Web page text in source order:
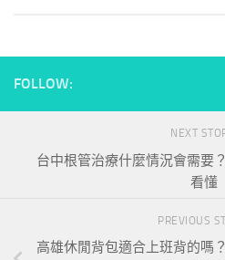
FOLLOW:
NEXT
台中根管治療什麼情況會需要
看懂
PREVIOUS
高雄休閒背包適合上班背的嗎